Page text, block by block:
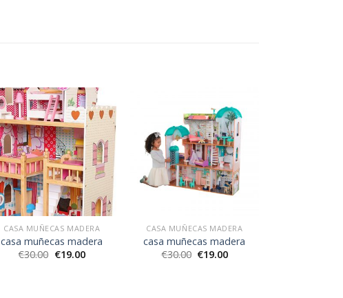
CASA MUÑECAS MADERA
casa muñecas madera
€30.00 €19.00
CASA MUÑECAS MADERA
casa muñecas madera
€30.00 €19.00